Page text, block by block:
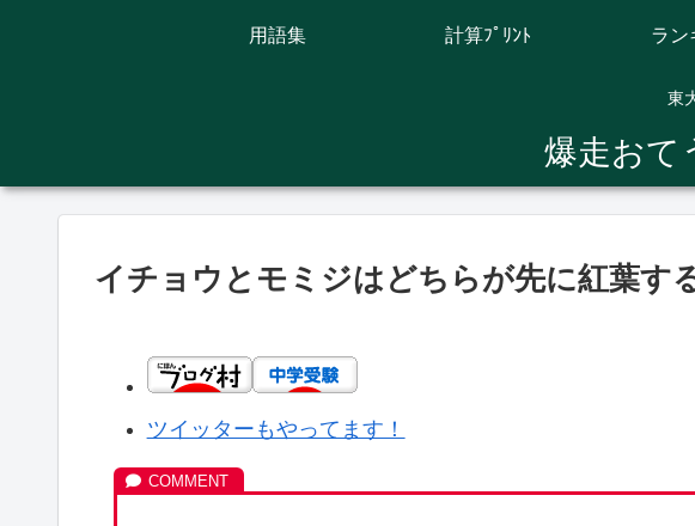
東
爆走おて
用語集 計算ﾌﾟﾘﾝﾄ ラン
イチョウとモミジはどちらが先に紅葉す
ツイッターもやってます！